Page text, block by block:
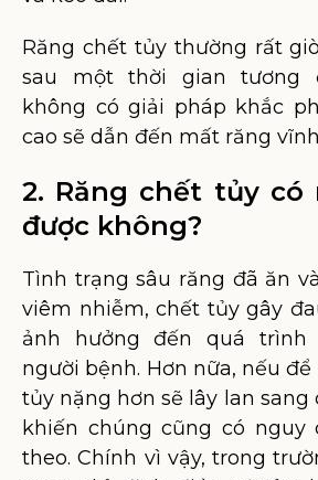
Răng chết tủy thường rất
sau một thời gian tương
không có giải pháp khắc
cao sẽ dẫn đến mất răng
2. Răng chết tủy có
được không?
Tình trạng sâu răng đã ăn
viêm nhiễm, chết tủy gây
ảnh hưởng đến quá trình
người bệnh. Hơn nữa, nếu
tủy nặng hơn sẽ lây lan sang
khiến chúng cũng có nguy
theo. Chính vì vậy, trong